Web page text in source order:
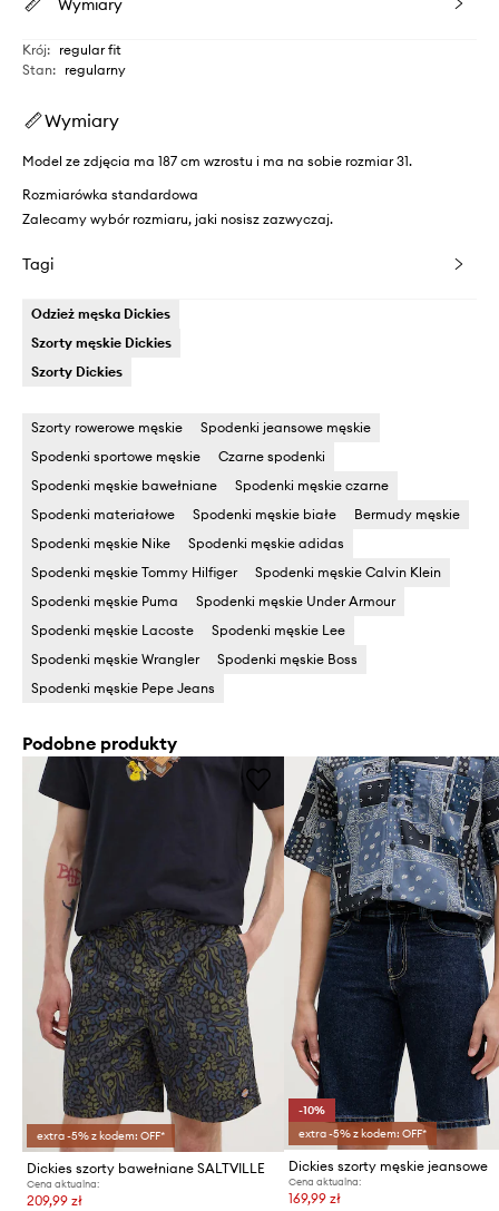
Wymiary
Krój: regular fit
Stan: regularny
Wymiary
Model ze zdjęcia ma 187 cm wzrostu i ma na sobie rozmiar 31.
Rozmiarówka standardowa
Zalecamy wybór rozmiaru, jaki nosisz zazwyczaj.
Tagi
Odzież męska Dickies
Szorty męskie Dickies
Szorty Dickies
Szorty rowerowe męskie
Spodenki jeansowe męskie
Spodenki sportowe męskie
Czarne spodenki
Spodenki męskie bawełniane
Spodenki męskie czarne
Spodenki materiałowe
Spodenki męskie białe
Bermudy męskie
Spodenki męskie Nike
Spodenki męskie adidas
Spodenki męskie Tommy Hilfiger
Spodenki męskie Calvin Klein
Spodenki męskie Puma
Spodenki męskie Under Armour
Spodenki męskie Lacoste
Spodenki męskie Lee
Spodenki męskie Wrangler
Spodenki męskie Boss
Spodenki męskie Pepe Jeans
Podobne produkty
extra -5% z kodem: OFF*
Dickies szorty bawełniane SALTVILLE
Cena aktualna:
209,99 zł
-10%
extra -5% z kodem: OFF*
Dickies szorty męskie jeansowe
Cena aktualna:
169,99 zł